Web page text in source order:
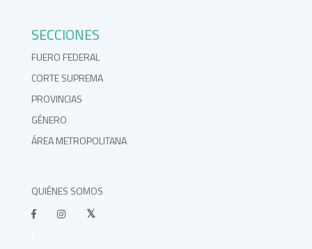
SECCIONES
FUERO FEDERAL
CORTE SUPREMA
PROVINCIAS
GÉNERO
ÁREA METROPOLITANA
QUIÉNES SOMOS